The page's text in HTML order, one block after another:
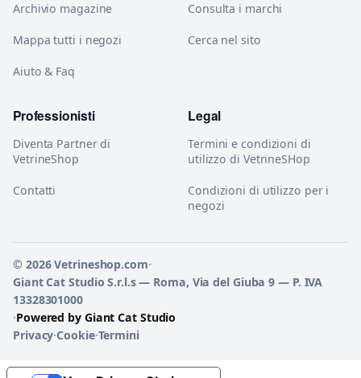
Archivio magazine
Mappa tutti i negozi
Aiuto & Faq
Consulta i marchi
Cerca nel sito
Professionisti
Diventa Partner di
VetrineShop
Contatti
Legal
Termini e condizioni di
utilizzo di VetrineSHop
Condizioni di utilizzo per i
negozi
© 2026 Vetrineshop.com·
Giant Cat Studio S.r.l.s — Roma, Via del Giuba 9 — P. IVA
13328301000
·Powered by Giant Cat Studio
Privacy·Cookie·Termini